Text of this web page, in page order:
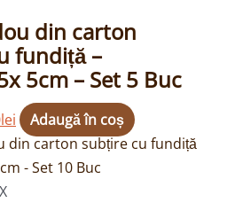
din carton
fundiță –
5cm – Set 5 Buc
lei Adaugă în coș
Prețul
curent